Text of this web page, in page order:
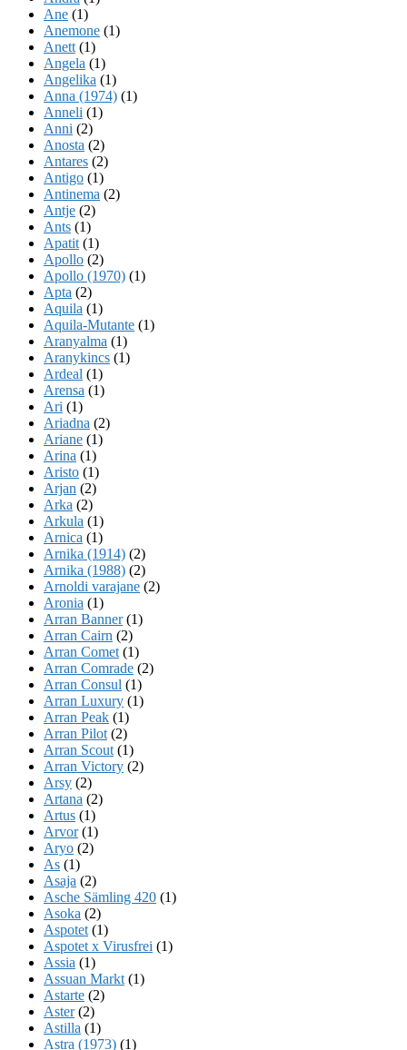
Ane (1)
Anemone (1)
Anett (1)
Angela (1)
Angelika (1)
Anna (1974) (1)
Anneli (1)
Anni (2)
Anosta (2)
Antares (2)
Antigo (1)
Antinema (2)
Antje (2)
Ants (1)
Apatit (1)
Apollo (2)
Apollo (1970) (1)
Apta (2)
Aquila (1)
Aquila-Mutante (1)
Aranyalma (1)
Aranykincs (1)
Ardeal (1)
Arensa (1)
Ari (1)
Ariadna (2)
Ariane (1)
Arina (1)
Aristo (1)
Arjan (2)
Arka (2)
Arkula (1)
Arnica (1)
Arnika (1914) (2)
Arnika (1988) (2)
Arnoldi varajane (2)
Aronia (1)
Arran Banner(1)
Arran Cairn (2)
Arran Comet (1)
Arran Comrade (2)
Arran Consul (1)
Arran Luxury (1)
Arran Peak (1)
Arran Pilot (2)
Arran Scout (1)
Arran Victory (2)
Arsy (2)
Artana (2)
Artus (1)
Arvor(1)
Aryo (2)
As (1)
Asaja (2)
Asche Sämling 420 (1)
Asoka (2)
Aspotet (1)
Aspotet x Virusfrei (1)
Assia (1)
Assuan Markt (1)
Astarte (2)
Aster(2)
Astilla (1)
Astra (1973) (1)